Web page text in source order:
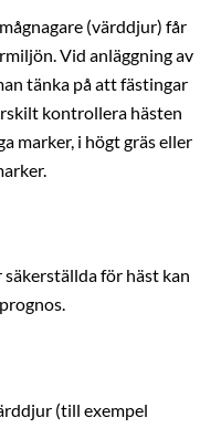
(värddjur) får
Vid anläggning av
tänka på att fästingar
kontrollera hästen
marker, i högt gräs eller
för häst kan
(till exempel